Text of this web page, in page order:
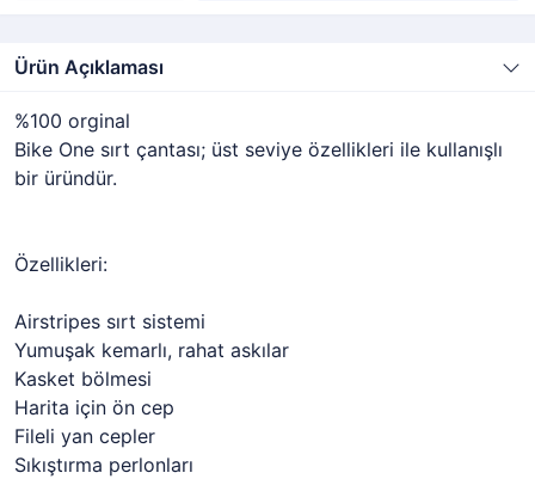
Ürün Açıklaması
%100 orginal
Bike One sırt çantası; üst seviye özellikleri ile kullanışlı
bir üründür.
Özellikleri:
Airstripes sırt sistemi
Yumuşak kemarlı, rahat askılar
Kasket bölmesi
Harita için ön cep
Fileli yan cepler
Sıkıştırma perlonları